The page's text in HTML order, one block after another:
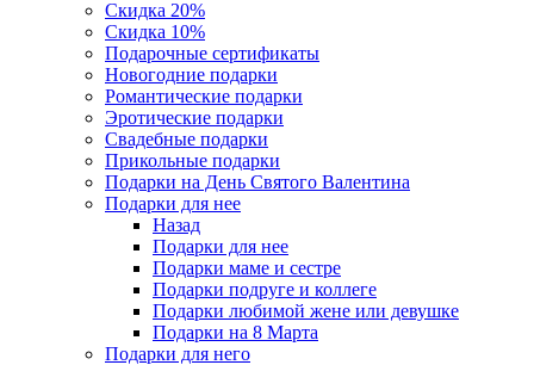
Скидка 20%
Скидка 10%
Подарочные сертификаты
Новогодние подарки
Романтические подарки
Эротические подарки
Свадебные подарки
Прикольные подарки
Подарки на День Святого Валентина
Подарки для нее
Назад
Подарки для нее
Подарки маме и сестре
Подарки подруге и коллеге
Подарки любимой жене или девушке
Подарки на 8 Марта
Подарки для него